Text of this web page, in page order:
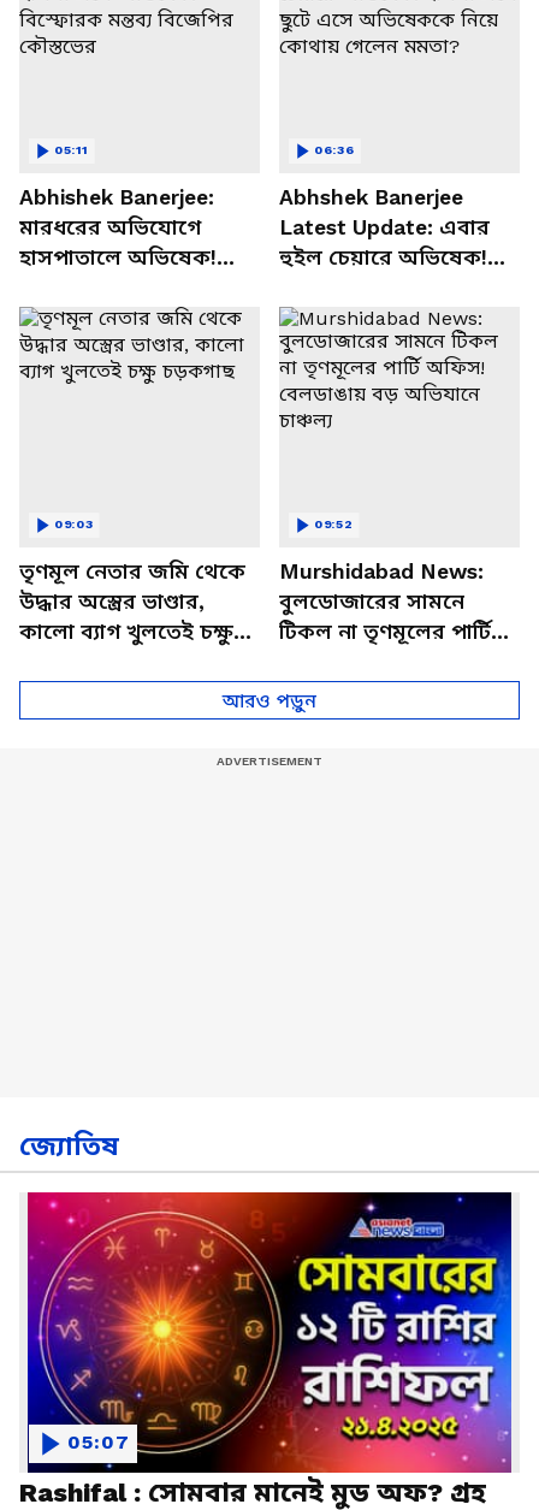
Abhishek Banerjee:
মারধরের অভিযোগে
হাসপাতালে অভিষেক!
কৌস্তভের
05:11
Abhshek Banerjee
Latest Update: এবার
হুইল চেয়ারে অভিষেক!
অভিষেককে নিয়ে কোথায়
গেলেন মমতা?
06:36
তৃণমূল নেতার জমি থেকে
উদ্ধার অস্ত্রের ভাণ্ডার,
কালো ব্যাগ খুলতেই চক্ষু
09:03
Murshidabad News:
বুলডোজারের সামনে
টিকল না তৃণমূলের পার্টি
অভিযানে চাঞ্চল্য
09:52
আরও পড়ুন
জ্যোতিষ
Rashifal : সোমবার মানেই মুড অফ? গ্রহ
05:07